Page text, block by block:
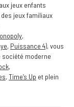
jeux enfants
jeux familiaux
,
, Puissance 4), vous
moderne
,
, Time’s Up et plein